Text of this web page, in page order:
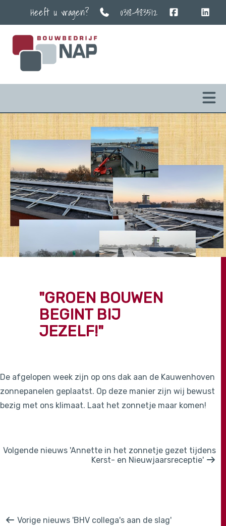
Heeft u vragen? 0318-483512
"GROEN BOUWEN
BEGINT BIJ
JEZELF!"
De afgelopen week zijn op ons dak aan de Kauwenhoven
zonnepanelen geplaatst. Op deze manier zijn wij bewust
bezig met ons klimaat. Laat het zonnetje maar komen!
Volgende nieuws 'Annette in het zonnetje gezet tijdens
Kerst- en Nieuwjaarsreceptie'
Vorige nieuws 'BHV collega's aan de slag'